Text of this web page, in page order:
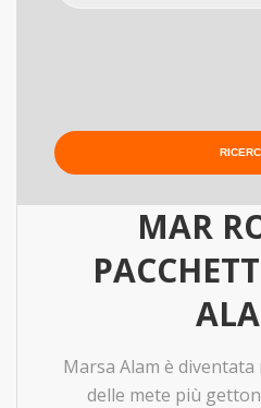
MAR
Marsa Alam è
delle mete più